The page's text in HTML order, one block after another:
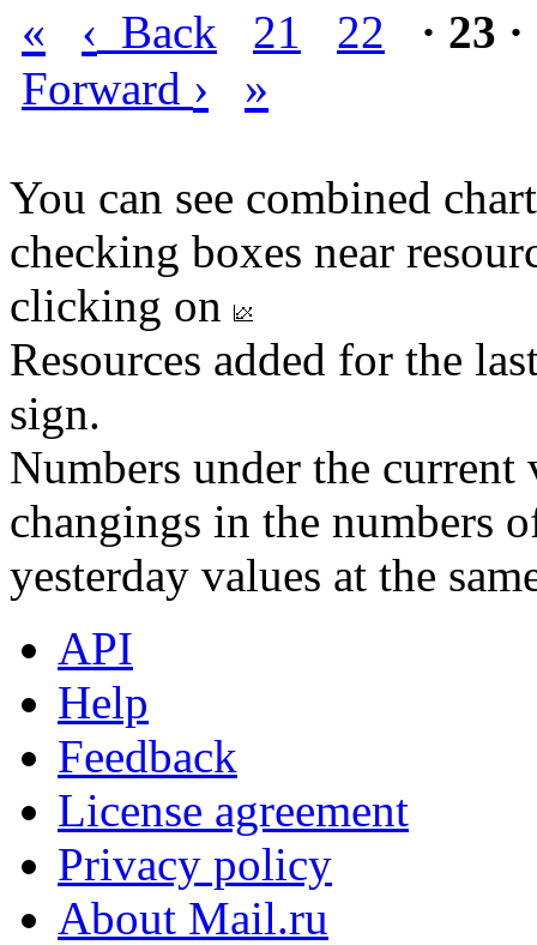
« ‹ Back 21 22
· 23 ·
Forward › »
You can see combined
checking boxes near
clicking on
Resources added for the
sign.
Numbers under the
changings in the numbers
yesterday values at the
API
Help
Feedback
License agreement
Privacy policy
About Mail.ru